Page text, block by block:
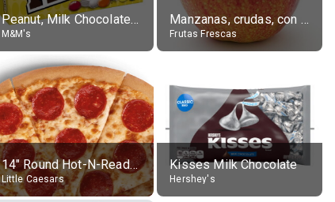
Peanut, Milk Chocolate Candies
M&M's
Manzanas, crudas, con piel
Frutas Frescas
14" Round Hot-N-Ready Pepperoni Pizza
Little Caesars
Kisses Milk Chocolate
Hershey's